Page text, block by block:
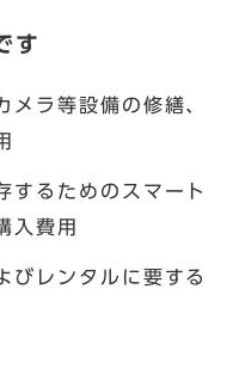
す
メラ等設備の修繕、
するためのスマート
入費用
びレンタルに要する